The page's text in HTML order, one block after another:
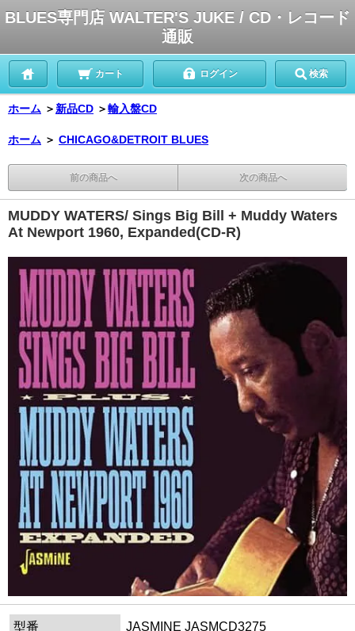
BLUES専門店 WALTER'S JUKE / CD・レコード
通販
カート ログイン 検索
ホーム ＞ 新品CD ＞輸入盤CD
ホーム ＞ CHICAGO&DETROIT BLUES
前の商品へ 次の商品へ
MUDDY WATERS/ Sings Big Bill + Muddy Waters
At Newport 1960, Expanded(CD-R)
型番
JASMINE JASMCD3275